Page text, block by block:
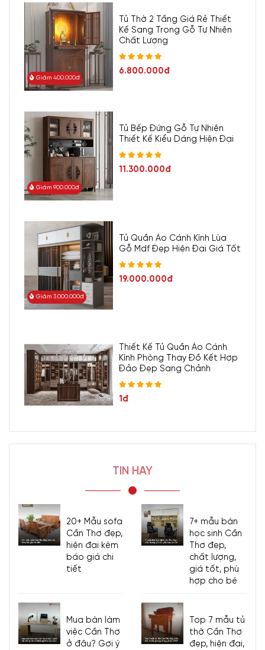
Giảm 400.000đ
Tủ Thờ 2 Tầng Giá Rẻ Thiết
Kế Sang Trọng Gỗ Tự Nhiên
Chất Lượng
6.800.000đ
Giảm 900.000đ
Tủ Bếp Đứng Gỗ Tự Nhiên
Thiết Kế Kiểu Dáng Hiện Đại
11.300.000đ
Giảm 3.000.000đ
Tủ Quần Áo Cánh Kính Lùa
Gỗ Mdf Đẹp Hiện Đại Giá Tốt
19.000.000đ
Thiết Kế Tủ Quần Áo Cánh
Kính Phòng Thay Đồ Kết Hợp
Đảo Đẹp Sang Chảnh
1đ
TIN HAY
20+ Mẫu sofa
Cần Thơ đẹp,
hiện đại kèm
báo giá chi
tiết
7+ mẫu bàn
học sinh Cần
Thơ đẹp,
chất lượng,
giá tốt, phù
hợp cho bé
Mua bàn làm
việc Cần Thơ
ở đâu? Gợi ý
Top 7 mẫu tủ
thờ Cần Thơ
đẹp, hiện đại,